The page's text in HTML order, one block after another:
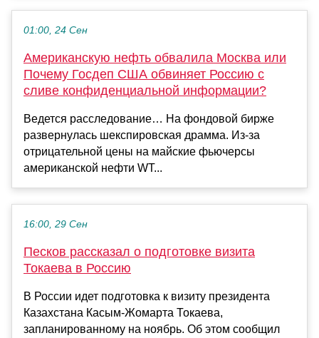
01:00, 24 Сен
Американскую нефть обвалила Москва или
Почему Госдеп США обвиняет Россию с
сливе конфиденциальной информации?
Ведется расследование… На фондовой бирже
развернулась шекспировская драмма. Из-за
отрицательной цены на майские фьючерсы
американской нефти WT...
16:00, 29 Сен
Песков рассказал о подготовке визита
Токаева в Россию
В России идет подготовка к визиту президента
Казахстана Касым-Жомарта Токаева,
запланированному на ноябрь. Об этом сообщил